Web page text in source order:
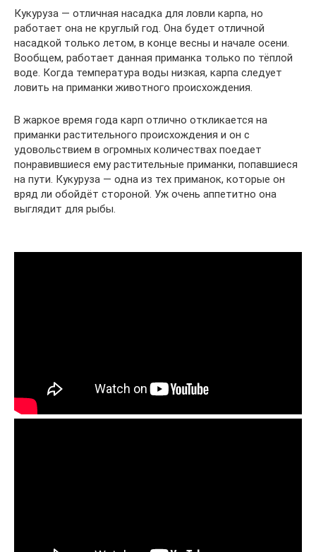
Кукуруза — отличная насадка для ловли карпа, но
работает она не круглый год. Она будет отличной
насадкой только летом, в конце весны и начале осени.
Вообщем, работает данная приманка только по тёплой
воде. Когда температура воды низкая, карпа следует
ловить на приманки животного происхождения.
В жаркое время года карп отлично откликается на
приманки растительного происхождения и он с
удовольствием в огромных количествах поедает
понравившиеся ему растительные приманки, попавшиеся
на пути. Кукуруза — одна из тех приманок, которые он
вряд ли обойдёт стороной. Уж очень аппетитно она
выглядит для рыбы.